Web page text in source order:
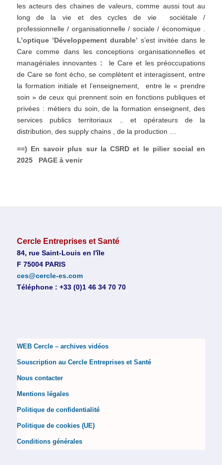
les acteurs des chaines de valeurs, comme aussi tout au
long de la vie et des cycles de vie sociétale /
professionnelle / organisationnelle / sociale / économique .
L’optique ’Développement durable’ s’est invitée dans le
Care comme dans les conceptions organisationnelles et
managériales innovantes : le Care et les préoccupations
de Care se font écho, se complètent et interagissent, entre
la formation initiale et l’enseignement, entre le « prendre
soin » de ceux qui prennent soin en fonctions publiques et
privées : métiers du soin, de la formation enseignent, des
services publics territoriaux .. et opérateurs de la
distribution, des supply chains , de la production …
==) En savoir plus sur la CSRD et le pilier social en
2025 PAGE à venir
Cercle Entreprises et Santé
84, rue Saint-Louis en l'île
F 75004 PARIS
ces@cercle-es.com
Téléphone : +33 (0)1 46 34 70 70
WEB Cercle – archives vidéos
Souscription au Cercle Entreprises et Santé
Nous contacter
Mentions légales
Politique de confidentialité
Politique de cookies (UE)
Conditions générales